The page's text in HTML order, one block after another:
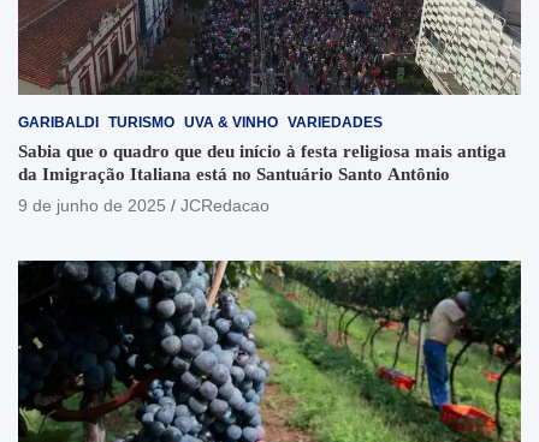
GARIBALDI TURISMO UVA & VINHO VARIEDADES
Sabia que o quadro que deu início à festa religiosa mais antiga
da Imigração Italiana está no Santuário Santo Antônio
9 de junho de 2025
JCRedacao